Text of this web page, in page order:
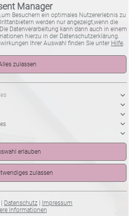
von Mannheim-Gartenstadt
Manager
Besuchern ein optimales Nutzererlebnis zu
werden nur angezeigt,wenn die
Datenverarbeitung kann dann auch in einem
hierzu in der Datenschutzerklärung.
Ihrer Auswahl finden Sie unter Hilfe
Datenschutz
Impressum
Informationen